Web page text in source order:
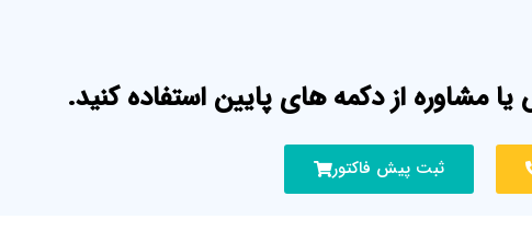
مشاوره از دکمه های پایین استفاده کنید.
ثبت پیش فاکتور